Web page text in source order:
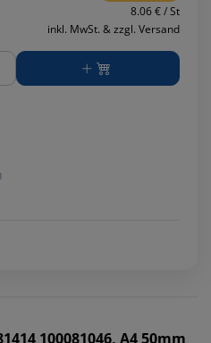
8.06 € / St
inkl. MwSt. & zzgl. Versand
100081046, A4 50mm